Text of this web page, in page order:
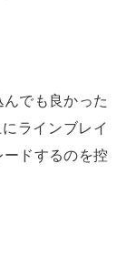
でも良かった
ラインブレイ
ードするのを控